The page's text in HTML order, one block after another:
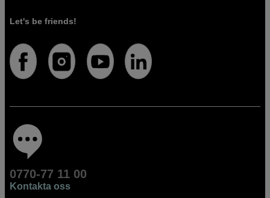
Let's be friends!
0770-77 11 00
Kontakta oss